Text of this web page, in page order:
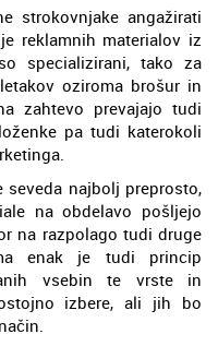
strokovnjake angažirati
reklamnih materialov iz
specializirani, tako za
oziroma brošur in
zahtevo prevajajo tudi
pa tudi katerokoli
najbolj preprosto,
na obdelavo pošljejo
na razpolago tudi druge
enak je tudi princip
vsebin te vrste in
izbere, ali jih bo